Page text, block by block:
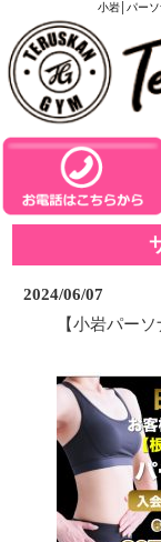
小岩│パー
2024/06/07
【小岩パー